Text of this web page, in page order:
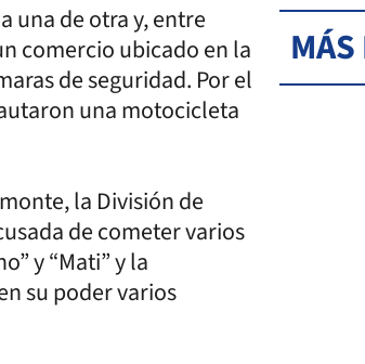
una de otra y, entre
comercio ubicado en la
de seguridad. Por el
una motocicleta
la División de
de cometer varios
y “Mati” y la
su poder varios